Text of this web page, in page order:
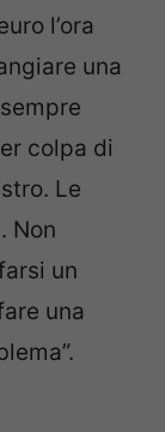
l’ora
una
colpa di
Le
Non
un
una